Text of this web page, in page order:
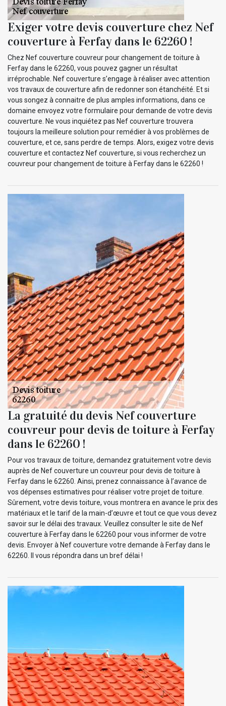
Exiger votre devis couverture chez Nef
couverture à Ferfay dans le 62260 !
Chez Nef couverture couvreur pour changement de toiture à
Ferfay dans le 62260, vous pouvez gagner un résultat
irréprochable. Nef couverture s’engage à réaliser avec attention
vos travaux de couverture afin de redonner son étanchéité. Et si
vous songez à connaitre de plus amples informations, dans ce
domaine envoyez votre formulaire pour demande de votre devis
couverture. Ne vous inquiétez pas Nef couverture trouvera
toujours la meilleure solution pour remédier à vos problèmes de
couverture, et ce, sans perdre de temps. Alors, exigez votre devis
couverture et contactez Nef couverture, si vous recherchez un
couvreur pour changement de toiture à Ferfay dans le 62260 !
La gratuité du devis Nef couverture
couvreur pour devis de toiture à Ferfay
dans le 62260 !
Pour vos travaux de toiture, demandez gratuitement votre devis
auprès de Nef couverture un couvreur pour devis de toiture à
Ferfay dans le 62260. Ainsi, prenez connaissance à l’avance de
vos dépenses estimatives pour réaliser votre projet de toiture.
Sûrement, votre devis toiture, vous montrera en avance le prix des
matériaux et le tarif de la main-d’œuvre et tout ce que vous devez
savoir sur le délai des travaux. Veuillez consulter le site de Nef
couverture à Ferfay dans le 62260 pour vous informer de votre
devis. Envoyer à Nef couverture votre demande à Ferfay dans le
62260. Il vous répondra dans un bref délai !